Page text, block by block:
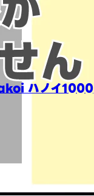
ハノイ1000